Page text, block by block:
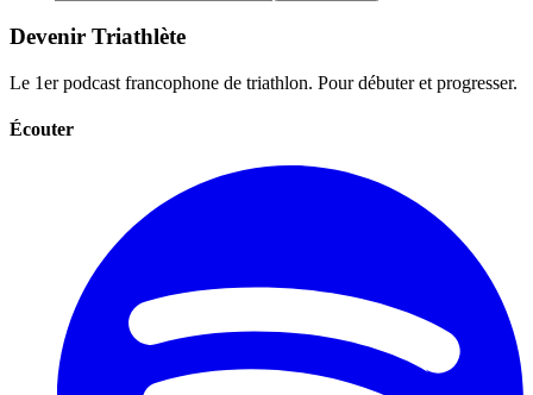
Devenir Triathlète
Le 1er podcast francophone de triathlon. Pour débuter et progresser.
Écouter